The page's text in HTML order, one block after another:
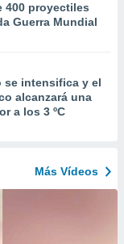
400 proyectiles
Guerra Mundial
se intensifica y el
alcanzará una
a los 3 ºC
Más Vídeos